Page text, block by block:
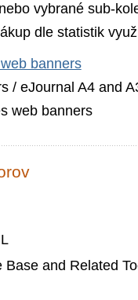
vybrané sub-
dle statistik
banners
/ eJournal A4 and
web banners
Base and Related